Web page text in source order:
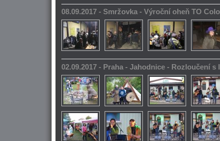
08.09.2017 - Smržovka - Výroční oheň TO
02.09.2017 - Praha - Jahodnice - Rozloučení s